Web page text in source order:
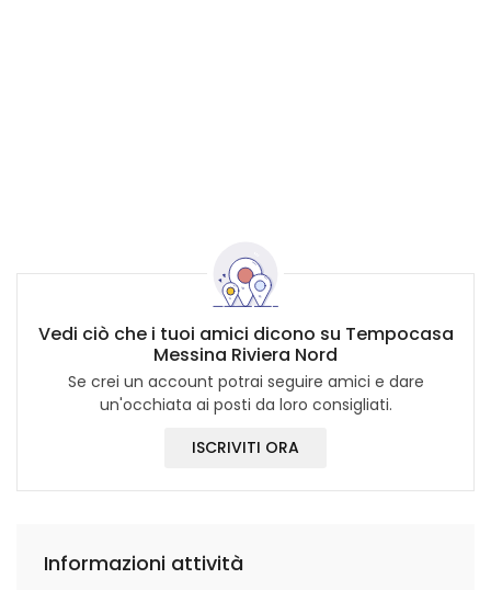
Vedi ciò che i tuoi amici dicono su Tempocasa
Messina Riviera Nord
Se crei un account potrai seguire amici e dare
un'occhiata ai posti da loro consigliati.
ISCRIVITI ORA
Informazioni attività